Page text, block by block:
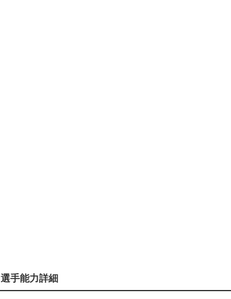
選手能力詳細